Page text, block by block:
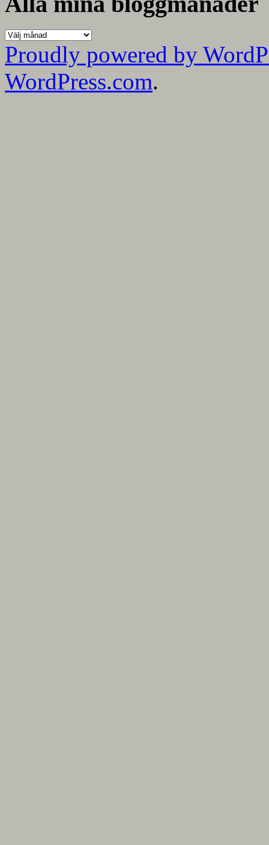
Alla
mina
bloggmånader
Proudly powered by
WordPress.com.